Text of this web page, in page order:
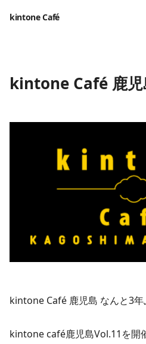
kintone Café
kintone Café 鹿児
kintone Café 鹿児島 なんと3年
kintone café鹿児島Vol.11を開